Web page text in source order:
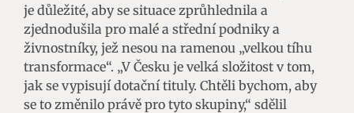
je důležité, aby se situace zprůhlednila a
zjednodušila pro malé a střední podniky a
živnostníky, jež nesou na ramenou „velkou tíhu
transformace“. „V Česku je velká složitost v tom,
jak se vypisují dotační tituly. Chtěli bychom, aby
se to změnilo právě pro tyto skupiny,“ sdělil